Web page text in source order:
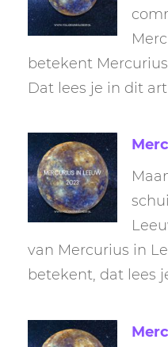
betekent
Dat lees je in dit
van Mercurius in
betekent, dat lees